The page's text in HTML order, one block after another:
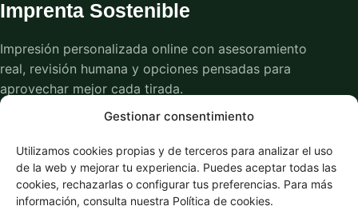
Gestionar consentimiento
Utilizamos cookies propias y de terceros para analizar el uso
de la web y mejorar tu experiencia. Puedes aceptar todas las
cookies, rechazarlas o configurar tus preferencias. Para más
información, consulta nuestra Política de cookies.
Imprenta Sostenible
Impresión personalizada online con asesoramiento
real, revisión humana y opciones pensadas para
aprovechar mejor cada tirada.
Productos
Tarjetas